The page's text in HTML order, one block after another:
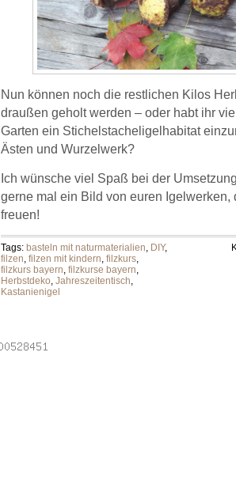
Nun können noch die restlichen Kilos
draußen geholt werden – oder habt ihr
Garten ein Stichelstacheligelhabitat
Ästen und Wurzelwerk?
Ich wünsche viel Spaß bei der
gerne mal ein Bild von euren Igelwerken,
freuen!
Tags: basteln mit naturmaterialien DIY,
filzen filzen mit kindern filzkurs
filzkurs bayern filzkurse bayern
Herbstdeko Jahreszeitentisch
Kastanienigel